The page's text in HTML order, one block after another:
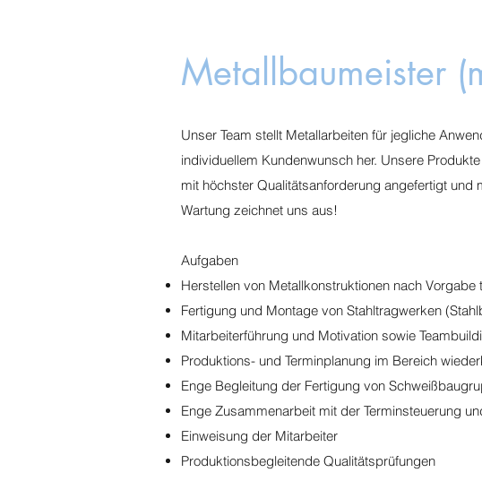
Metallbaumeister
Unser Team stellt Metallarbeiten für jegliche
individuellem Kundenwunsch her. Unsere
mit höchster Qualitätsanforderung angefertigt und
Wartung zeichnet uns aus!
Aufgaben
Herstellen von Metallkonstruktionen nach
Fertigung und Montage von Stahltragwerken
Mitarbeiterführung und Motivation sowie
Produktions- und Terminplanung im Bereich
Enge Begleitung der Fertigung von
Enge Zusammenarbeit mit der Terminsteuerung
Einweisung der Mitarbeiter
Produktionsbegleitende Qualitätsprüfungen